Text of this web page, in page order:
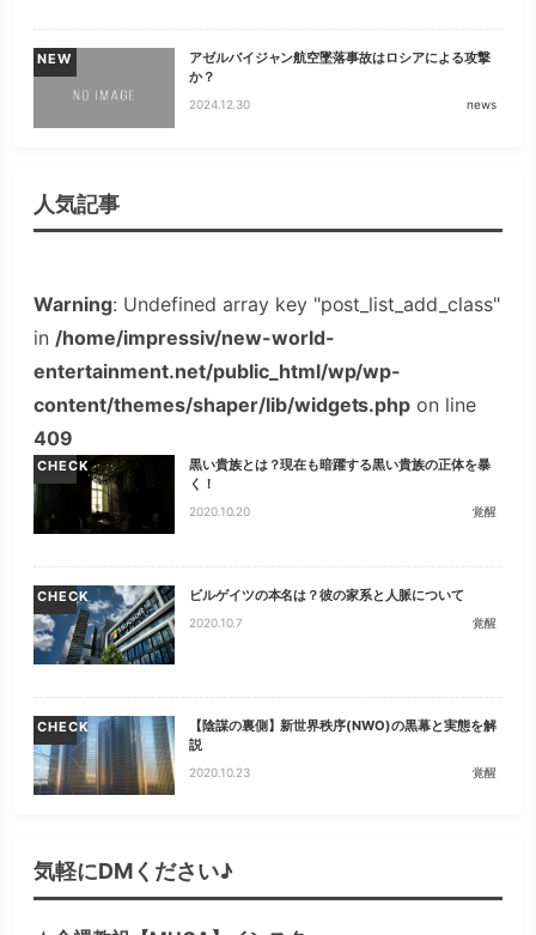
NEW
アゼルバイジャン航空墜落事故はロシアによる攻撃
か？
2024.12.30 news
人気記事
Warning: Undefined array key "post_list_add_class"
in /home/impressiv/new-world-
entertainment.net/public_html/wp/wp-
content/themes/shaper/lib/widgets.php on line
409
CHECK
黒い貴族とは？現在も暗躍する黒い貴族の正体を暴
く！
2020.10.20 覚醒
CHECK ビルゲイツの本名は？彼の家系と人脈について
2020.10.7 覚醒
CHECK
【陰謀の裏側】新世界秩序(NWO)の黒幕と実態を解
説
2020.10.23 覚醒
気軽にDMください♪